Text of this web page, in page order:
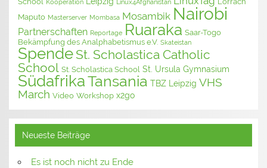
Kooperation Linux4Afghanistan
Maputo Masterserver Mombasa Mosambik Nairobi
Partnerschaften Reportage Ruaraka Saar-Togo
Bekämpfung des Analphabetismus e.V. Skateistan
Spende St. Scholastica Catholic
School St. Scholastica School St. Ursula Gymnasium
SüdafrikaTansania TBZ Leipzig VHS
March Video Workshop x2go
Neueste Beiträge
Es ist noch nicht zu Ende